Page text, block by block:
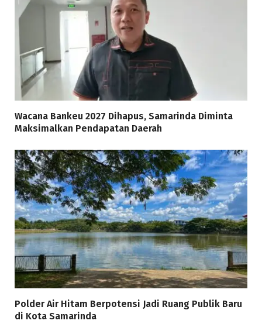
Wacana Bankeu 2027 Dihapus, Samarinda Diminta
Maksimalkan Pendapatan Daerah
Polder Air Hitam Berpotensi Jadi Ruang Publik Baru
di Kota Samarinda